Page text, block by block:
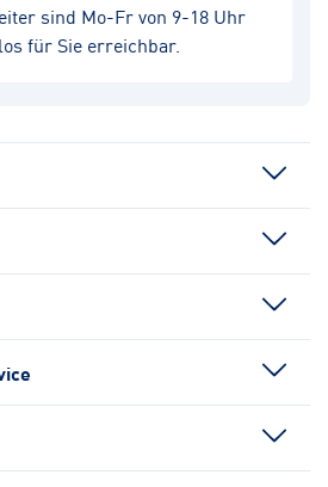
sind Mo-Fr von 9-18 Uhr
für Sie erreichbar.